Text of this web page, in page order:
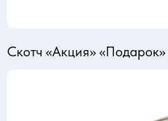
Скотч «Акция» «Подарок»